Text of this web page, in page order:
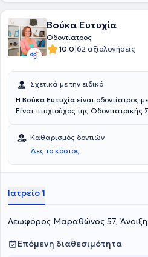
Βούκα Ευτυχία
Οδοντίατρος
10.0|62 αξιολογήσεις
Σχετικά με την ειδικό
Η Βούκα Ευτυχία είναι οδοντίατρος
Είναι πτυχιούχος της Οδοντιατρικής
σπουδές της εργαζόταν σε ιδιωτικό
πρώτο της ιδιωτικό οδοντιατρείο στο
μεταφέρθηκε στην Άνοιξη, όπου και
μέρος σε πλήθος σεμιναρίων γενικής
της αντιμετωπίζει παθήσεις πάνω
οδοντιατρικής.
Καθαρισμός δοντιών
Δες το κόστος
Ιατρείο 1
Λεωφόρος Μαραθώνος 57,
Επόμενη διαθεσιμότητα